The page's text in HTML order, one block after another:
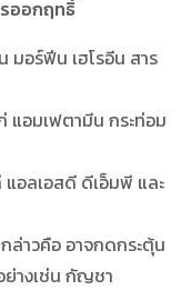
ออกฤทธิ์
มอร์ฟีน เฮโรอีน สาร
แอมเฟตามีน กระท่อม
อลเอสดี ดีเอ็มพี และ
ล่าวคือ อาจกดกระตุ้น
างเช่น กัญชา